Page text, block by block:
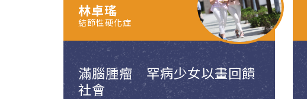
滿腦腫瘤 罕病少女以畫回饋
社會
林卓瑤
結節性硬化症